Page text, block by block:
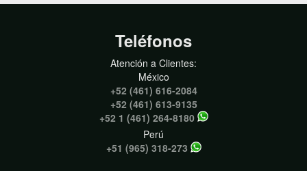
Teléfonos
Atención a Clientes:
México
+52 (461) 616-2084
+52 (461) 613-9135
+52 1 (461) 264-8180
Perú
+51 (965) 318-273